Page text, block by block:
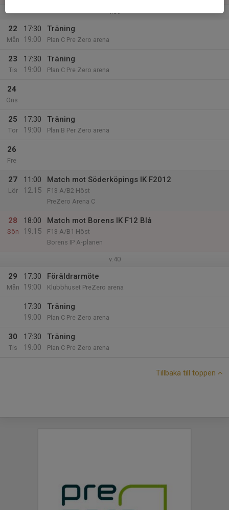
v.39
22
Mån
17:30
19:00
Träning
Plan C Pre Zero arena
23
Tis
17:30
19:00
Träning
Plan C Pre Zero arena
24
Ons
25
Tor
17:30
19:00
Träning
Plan B Per Zero arena
26
Fre
27
Lör
11:00
12:15
Match mot Söderköpings IK F2012
F13 A/B2 Höst
PreZero Arena C
28
Sön
18:00
19:15
Match mot Borens IK F12 Blå
F13 A/B1 Höst
Borens IP A-planen
v.40
29
Mån
17:30
19:00
Föräldrarmöte
Klubbhuset PreZero arena
17:30
19:00
Träning
Plan C Pre Zero arena
30
Tis
17:30
19:00
Träning
Plan C Pre Zero arena
Tillbaka till toppen